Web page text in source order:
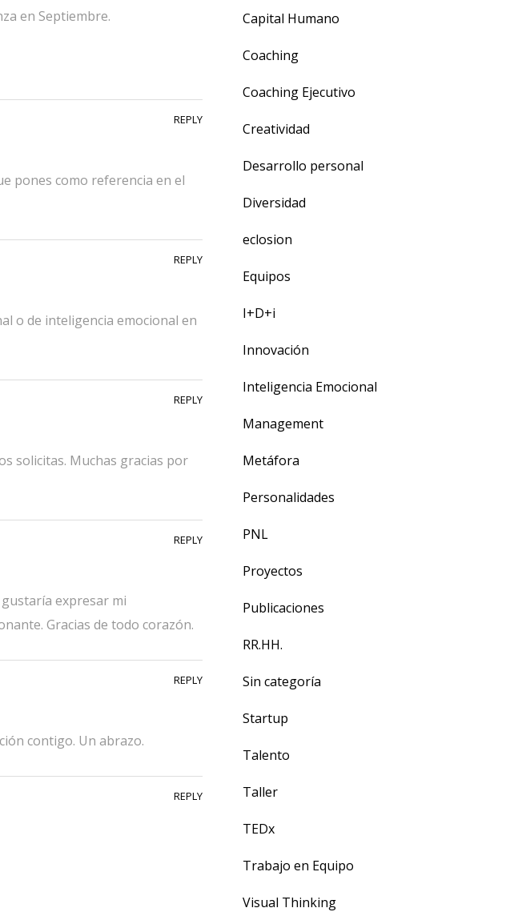
en Septiembre.
pones como referencia en el
REPLY
o de inteligencia emocional en
REPLY
solicitas. Muchas gracias por
REPLY
expresar mi
Gracias de todo corazón.
REPLY
contigo. Un abrazo.
REPLY
REPLY
Capital Humano
Coaching
Coaching Ejecutivo
Creatividad
Desarrollo personal
Diversidad
eclosion
Equipos
I+D+i
Innovación
Inteligencia Emocional
Management
Metáfora
Personalidades
PNL
Proyectos
Publicaciones
RR.HH.
Sin categoría
Startup
Talento
Taller
TEDx
Trabajo en Equipo
Visual Thinking